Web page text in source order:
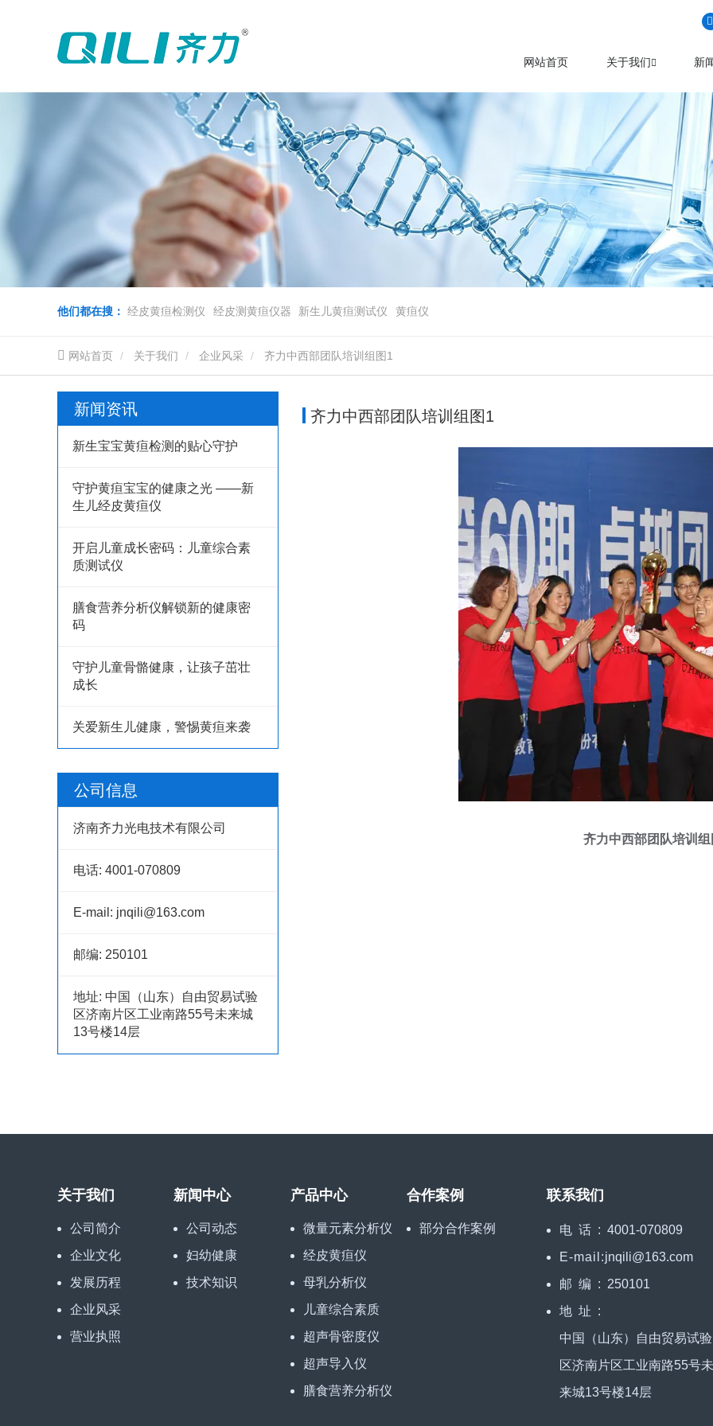
网站首页 关于我们 新
他们都在搜： 经皮黄疸检测仪 经皮测黄疸仪器 新生儿黄疸测试仪 黄疸仪
网站首页 关于我们 企业风采 齐力中西部团队培训组图1
新闻资讯
新生宝宝黄疸检测的贴心守护
守护黄疸宝宝的健康之光 ——新
生儿经皮黄疸仪
开启儿童成长密码：儿童综合素
质测试仪
膳食营养分析仪解锁新的健康密
码
守护儿童骨骼健康，让孩子茁壮
成长
关爱新生儿健康，警惕黄疸来袭
公司信息
济南齐力光电技术有限公司
电话: 4001-070809
E-mail: jnqili@163.com
邮编: 250101
地址: 中国（山东）自由贸易试验
区济南片区工业南路55号未来城
13号楼14层
齐力中西部团队培训组图1
齐力中西部团队培训
关于我们
公司简介
企业文化
发展历程
企业风采
营业执照
新闻中心
公司动态
妇幼健康
技术知识
产品中心
微量元素分析仪
经皮黄疸仪
母乳分析仪
儿童综合素质
超声骨密度仪
超声导入仪
膳食营养分析仪
合作案例
部分合作案例
联系我们
电话: 4001-070809
E-mail:jnqili@163.com
邮编: 250101
地址:
中国（山东）自由贸易试验
区济南片区工业南路55号未
来城13号楼14层